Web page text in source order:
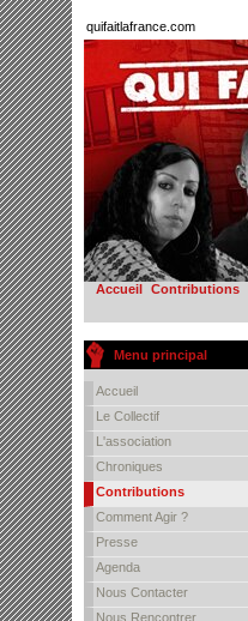
quifaitlafrance.com
Accueil Contributions
Menu principal
Accueil
Le Collectif
L'association
Chroniques
Contributions
Comment Agir ?
Presse
Agenda
Nous Contacter
Nous Rencontrer